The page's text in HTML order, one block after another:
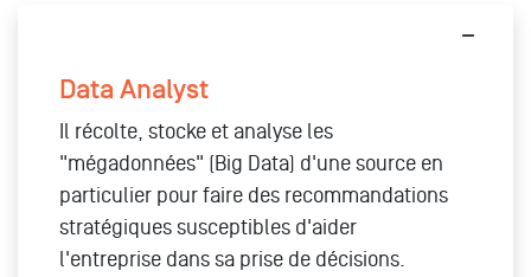
Data Analyst
Il récolte, stocke et analyse les
"mégadonnées" (Big Data) d'une source en
particulier pour faire des recommandations
stratégiques susceptibles d'aider
l'entreprise dans sa prise de décisions.